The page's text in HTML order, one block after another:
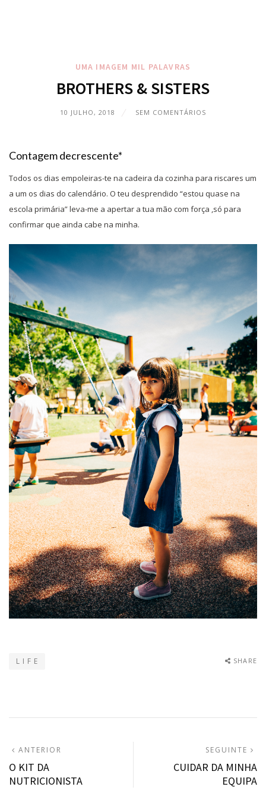
UMA IMAGEM MIL PALAVRAS
BROTHERS & SISTERS
10 JULHO, 2018 SEM COMENTÁRIOS
Contagem decrescente*
Todos os dias empoleiras-te na cadeira da cozinha para riscares um
a um os dias do calendário. O teu desprendido “estou quase na
escola primária” leva-me a apertar a tua mão com força ,só para
confirmar que ainda cabe na minha.
SHARE
L I F E
Navegação
de
ANTERIOR
O KIT DA
NUTRICIONISTA
SEGUINTE
CUIDAR DA MINHA
EQUIPA